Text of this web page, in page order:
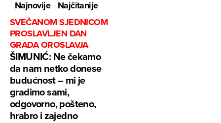
Najnovije
Najčitanije
SVEČANOM SJEDNICOM
PROSLAVLJEN DAN
GRADA OROSLAVJA
ŠIMUNIĆ: Ne čekamo
da nam netko donese
budućnost – mi je
gradimo sami,
odgovorno, pošteno,
hrabro i zajedno